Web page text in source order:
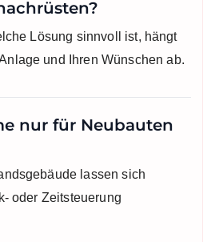
Lösung sinnvoll ist, hängt
und Ihren Wünschen ab.
nur für Neubauten
lassen sich
oder Zeitsteuerung